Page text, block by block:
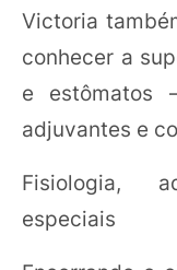
Victoria
conhecer a
e estômatos
adjuvantes e
Fisiologia,
especiais